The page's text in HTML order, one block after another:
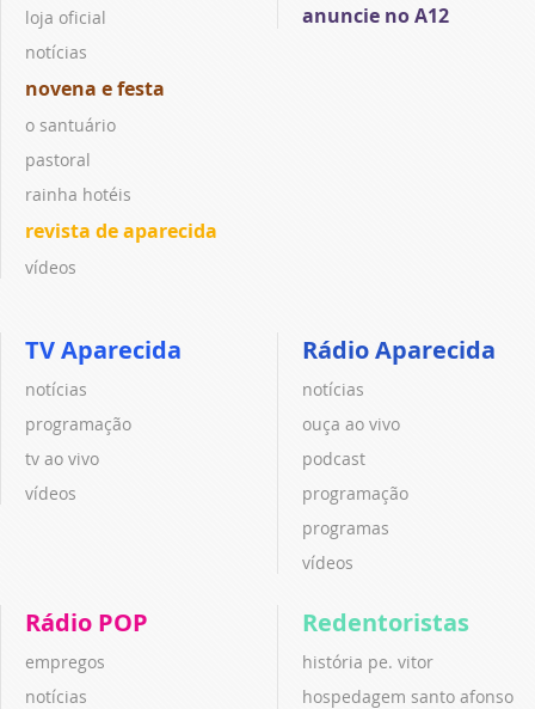
loja oficial
notícias
novena e festa
o santuário
pastoral
rainha hotéis
revista de aparecida
vídeos
anuncie no A12
TV Aparecida
notícias
programação
tv ao vivo
vídeos
Rádio Aparecida
notícias
ouça ao vivo
podcast
programação
programas
vídeos
Rádio POP
empregos
notícias
Redentoristas
história pe. vitor
hospedagem santo afonso